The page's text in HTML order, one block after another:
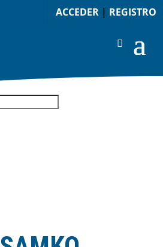
ACCEDER| REGISTRO